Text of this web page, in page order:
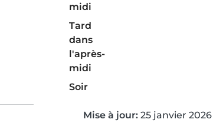
midi
Tard
dans
l'après-
midi
Soir
Mise à jour: 25 janvier 2026